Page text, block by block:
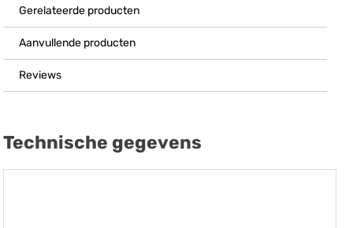
Gerelateerde producten
Aanvullende producten
Reviews
Technische gegevens